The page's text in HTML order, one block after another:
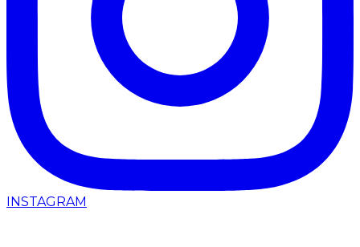
INSTAGRAM